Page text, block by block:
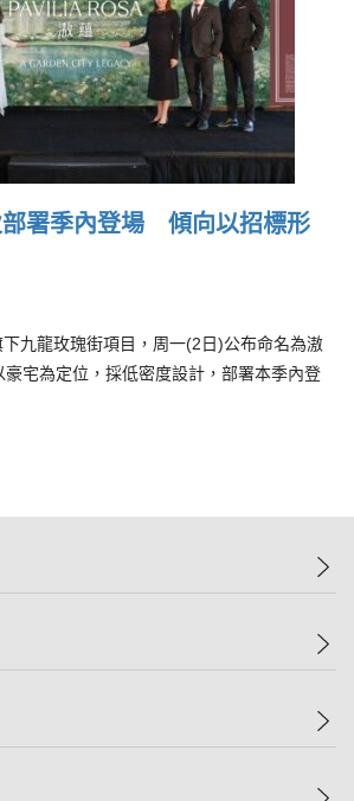
部署季內登場 傾向以招標形
九龍玫瑰街項目，周一(2日)公布命名為滶
宅為定位，採低密度設計，部署本季內登